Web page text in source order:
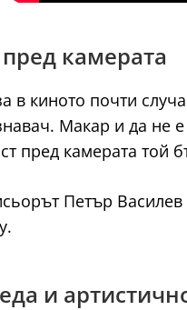
камерата
в киното почти
Макар и да не
пред камерата
Петър Василев
и